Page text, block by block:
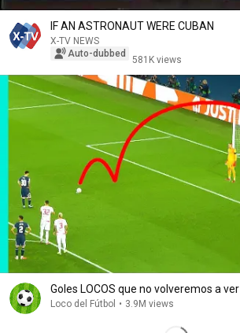
IF AN ASTRONAUT WERE CUBAN
X-TV NEWS
Auto-dubbed
581K views
Goles LOCOS que no volveremos a ver
Loco del Fútbol • 3.9M views